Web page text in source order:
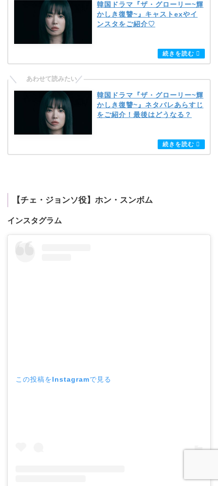
韓国ドラマ『ザ・グローリー~輝
かしき復讐~』キャストexやイ
ンスタをご紹介♡
韓国ドラマ『ザ・グローリー~輝
かしき復讐~』ネタバレあらすじ
をご紹介！最後はどうなる？
【チェ・ジョンソ役】ホン・スンボム
インスタグラム
この投稿をInstagramで見る